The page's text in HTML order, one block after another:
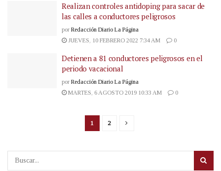
Realizan controles antidoping para sacar de
las calles a conductores peligrosos
por Redacción Diario La Página
JUEVES, 10 FEBRERO 2022 7:34 AM
0
Detienen a 81 conductores peligrosos en el
periodo vacacional
por Redacción Diario La Página
MARTES, 6 AGOSTO 2019 10:33 AM
0
1 2